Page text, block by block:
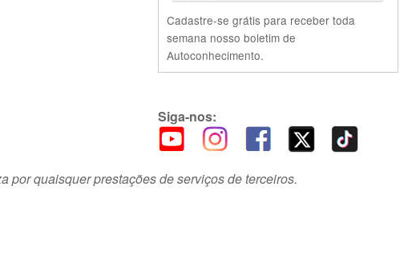
Cadastre-se grátis para receber toda
semana nosso boletim de
Autoconhecimento.
Siga-nos:
por quaisquer prestações de serviços de terceiros.